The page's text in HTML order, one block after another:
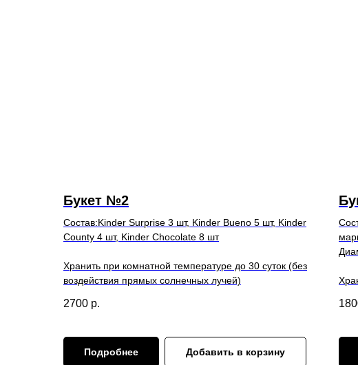
Букет №2
Состав:Kinder Surprise 3 шт, Kinder Bueno 5 шт, Kinder
County 4 шт, Kinder Chocolate 8 шт
Хранить при комнатной температуре до 30 суток (без
воздействия прямых солнечных лучей)
2700 р.
Подробнее Добавить в корзину